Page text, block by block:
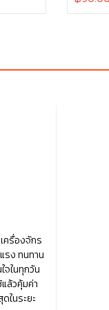
ครื่องจักร
รง ทนทาน
จในทุกวัน
ล้วคุ้มค่า
ในระยะ